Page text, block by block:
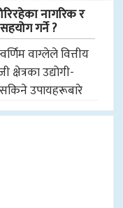
नागरिक र
गर्ने ?
वाग्लेले वित्तीय
उद्योगी-
उपायहरूबारे